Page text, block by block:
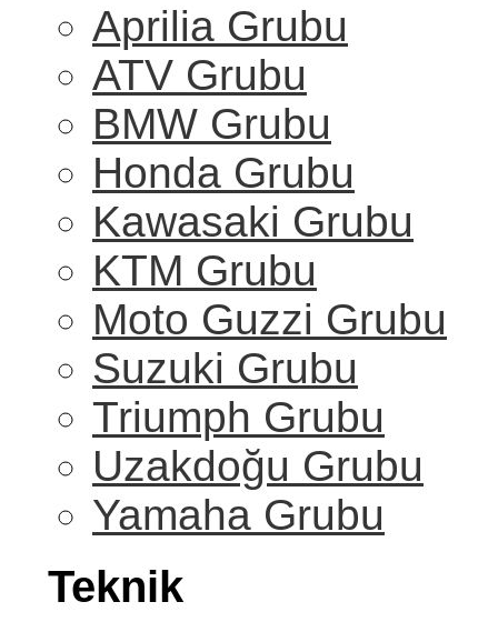
Aprilia Grubu
ATV Grubu
BMW Grubu
Honda Grubu
Kawasaki Grubu
KTM Grubu
Moto Guzzi Grubu
Suzuki Grubu
Triumph Grubu
Uzakdoğu Grubu
Yamaha Grubu
Teknik